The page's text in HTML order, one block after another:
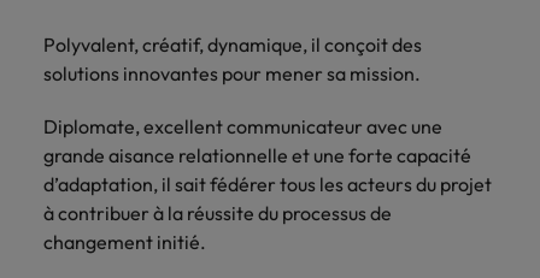
Polyvalent, créatif, dynamique, il conçoit des
solutions innovantes pour mener sa mission.
Diplomate, excellent communicateur avec une
grande aisance relationnelle et une forte capacité
d’adaptation, il sait fédérer tous les acteurs du projet
à contribuer à la réussite du processus de
changement initié.